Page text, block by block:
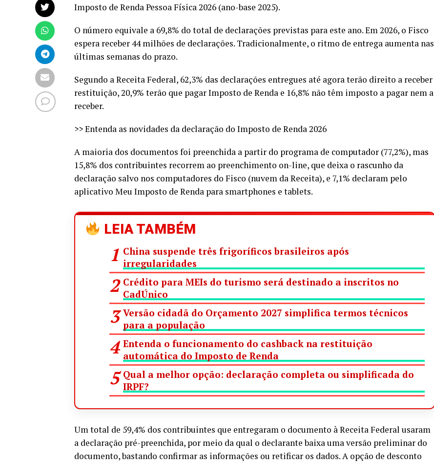
Imposto de Renda Pessoa Física 2026 (ano-base 2025).
O número equivale a 69,8% do total de declarações previstas para este ano. Em 2026, o Fisco
espera receber 44 milhões de declarações. Tradicionalmente, o ritmo de entrega aumenta nas
últimas semanas do prazo.
Segundo a Receita Federal, 62,3% das declarações entregues até agora terão direito a receber
restituição, 20,9% terão que pagar Imposto de Renda e 16,8% não têm imposto a pagar nem a
receber.
>> Entenda as novidades da declaração do Imposto de Renda 2026
A maioria dos documentos foi preenchida a partir do programa de computador (77,2%), mas
15,8% dos contribuintes recorrem ao preenchimento on-line, que deixa o rascunho da
declaração salvo nos computadores do Fisco (nuvem da Receita), e 7,1% declaram pelo
aplicativo Meu Imposto de Renda para smartphones e tablets.
LEIA TAMBÉM
China suspende três frigoríficos brasileiros após
irregularidades
Crédito para MEIs do turismo será destinado a inscritos no
CadÚnico
Versão cidadã do Orçamento 2027 simplifica termos técnicos
para a população
Entenda o funcionamento do cashback na restituição
automática do Imposto de Renda
Qual a melhor opção: declaração completa ou simplificada do
IRPF?
Um total de 59,4% dos contribuintes que entregaram o documento à Receita Federal usaram
a declaração pré-preenchida, por meio da qual o declarante baixa uma versão preliminar do
documento, bastando confirmar as informações ou retificar os dados. A opção de desconto